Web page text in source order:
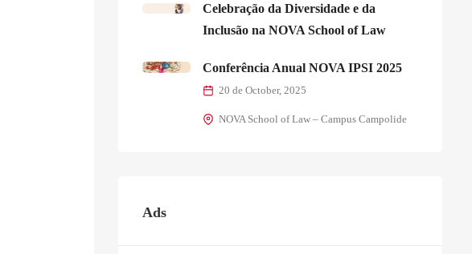
Celebração da Diversidade e da
Inclusão na NOVA School of Law
Conferência Anual NOVA IPSI 2025
20 de October, 2025
NOVA School of Law – Campus Campolide
Ads